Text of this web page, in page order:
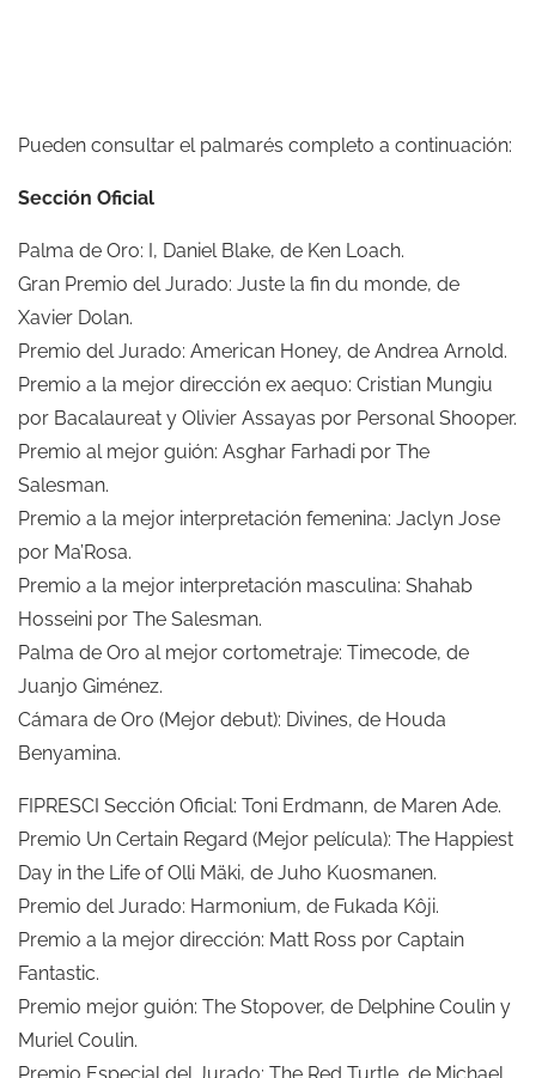
Pueden consultar el palmarés completo a continuación:
Sección Oficial
Palma de Oro: I, Daniel Blake, de Ken Loach.
Gran Premio del Jurado: Juste la fin du monde, de
Xavier Dolan.
Premio del Jurado: American Honey, de Andrea Arnold.
Premio a la mejor dirección ex aequo: Cristian Mungiu
por Bacalaureat y Olivier Assayas por Personal Shooper.
Premio al mejor guión: Asghar Farhadi por The
Salesman.
Premio a la mejor interpretación femenina: Jaclyn Jose
por Ma’Rosa.
Premio a la mejor interpretación masculina: Shahab
Hosseini por The Salesman.
Palma de Oro al mejor cortometraje: Timecode, de
Juanjo Giménez.
Cámara de Oro (Mejor debut): Divines, de Houda
Benyamina.
FIPRESCI Sección Oficial: Toni Erdmann, de Maren Ade.
Premio Un Certain Regard (Mejor película): The Happiest
Day in the Life of Olli Mäki, de Juho Kuosmanen.
Premio del Jurado: Harmonium, de Fukada Kôji.
Premio a la mejor dirección: Matt Ross por Captain
Fantastic.
Premio mejor guión: The Stopover, de Delphine Coulin y
Muriel Coulin.